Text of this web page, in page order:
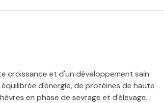
croissance et d'un développement sain
d'énergie, de protéines de haute
en phase de sevrage et d'élevage.